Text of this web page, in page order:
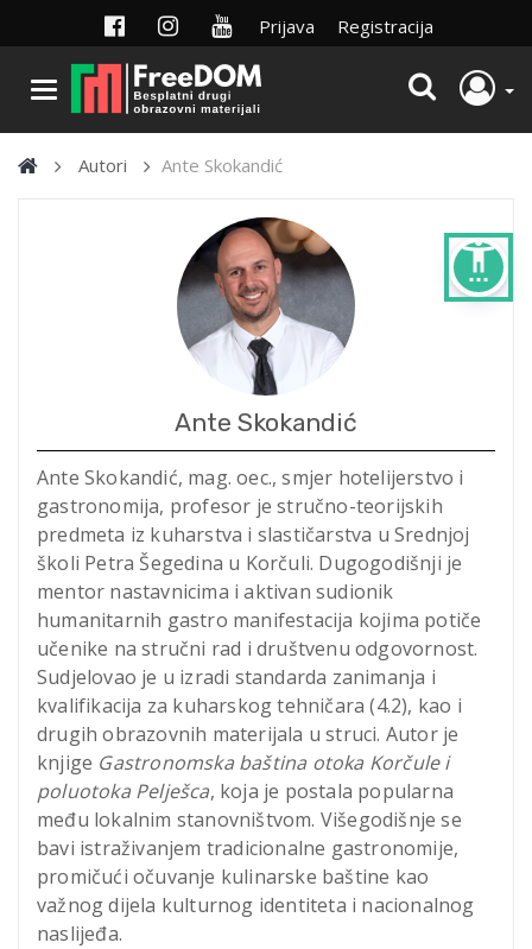
settings_accessibility
Prijava Registracija
Autori Ante Skokandić
Ante Skokandić
Ante Skokandić, mag. oec., smjer hotelijerstvo i
gastronomija, profesor je stručno-teorijskih
predmeta iz kuharstva i slastičarstva u Srednjoj
školi Petra Šegedina u Korčuli. Dugogodišnji je
mentor nastavnicima i aktivan sudionik
humanitarnih gastro manifestacija kojima potiče
učenike na stručni rad i društvenu odgovornost.
Sudjelovao je u izradi standarda zanimanja i
kvalifikacija za kuharskog tehničara (4.2), kao i
drugih obrazovnih materijala u struci. Autor je
knjige Gastronomska baština otoka Korčule i
poluotoka Pelješca, koja je postala popularna
među lokalnim stanovništvom. Višegodišnje se
bavi istraživanjem tradicionalne gastronomije,
promičući očuvanje kulinarske baštine kao
važnog dijela kulturnog identiteta i nacionalnog
naslijeđa.